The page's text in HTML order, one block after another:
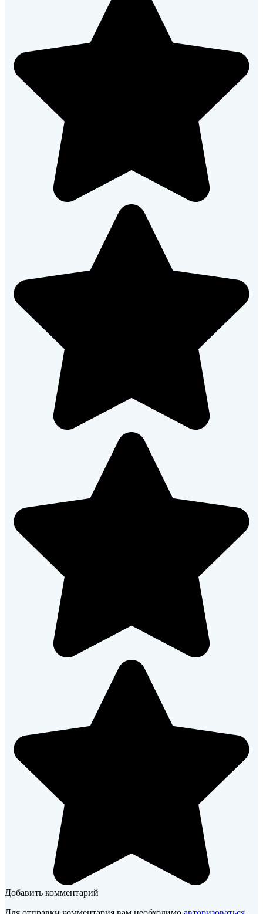
Добавить комментарий